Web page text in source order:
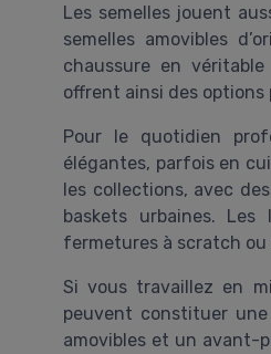
Les semelles jouent
semelles amovibles
chaussure en
offrent ainsi des options
Pour le quotidien
élégantes, parfois en
les collections, avec
baskets urbaines.
fermetures à scratch ou
Si vous travaillez en
peuvent constituer
amovibles et un avant-